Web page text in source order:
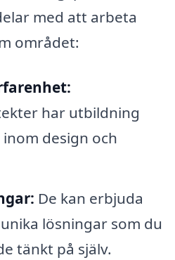
med att arbeta
området:
har utbildning
design och
De kan erbjuda
lösningar som du
tänkt på själv.